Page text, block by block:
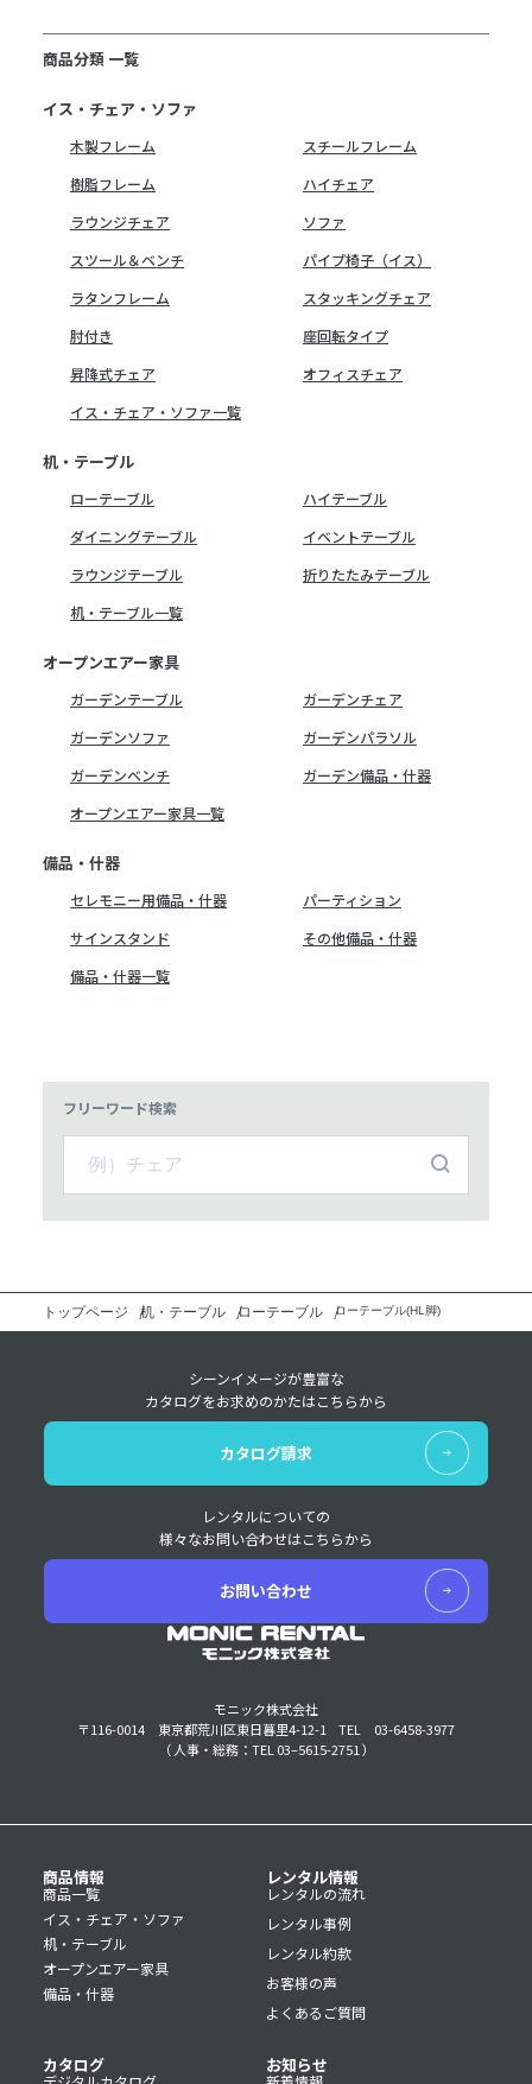
商品分類 一覧
イス・チェア・ソファ
木製フレーム
スチールフレーム
樹脂フレーム
ハイチェア
ラウンジチェア
ソファ
スツール＆ベンチ
パイプ椅子（イス）
ラタンフレーム
スタッキングチェア
肘付き
座回転タイプ
昇降式チェア
オフィスチェア
イス・チェア・ソファ一覧
机・テーブル
ローテーブル
ハイテーブル
ダイニングテーブル
イベントテーブル
ラウンジテーブル
折りたたみテーブル
机・テーブル一覧
オープンエアー家具
ガーデンテーブル
ガーデンチェア
ガーデンソファ
ガーデンパラソル
ガーデンベンチ
ガーデン備品・什器
オープンエアー家具一覧
備品・什器
セレモニー用備品・什器
パーティション
サインスタンド
その他備品・什器
備品・什器一覧
フリーワード検索
トップページ 机・テーブル ローテーブル ローテーブル(HL脚)
モニック株式会社
〒116-0014 東京都荒川区東日暮里4-12-1
TEL 03-6458-3977
（ 人事・総務：TEL 03–5615-2751 ）
シーンイメージが豊富な
カタログをお求めのかたはこちらから
カタログ請求
レンタルについての
様々なお問い合わせはこちらから
お問い合わせ
商品情報
商品一覧
イス・チェア・ソファ
机・テーブル
オープンエアー家具
備品・什器
レンタル情報
レンタルの流れ
レンタル事例
レンタル約款
お客様の声
よくあるご質問
カタログ お知らせ